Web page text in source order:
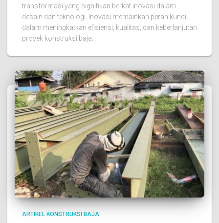
transformasi yang signifikan berkat inovasi dalam
desain dan teknologi. Inovasi memainkan peran kunci
dalam meningkatkan efisiensi, kualitas, dan keberlanjutan
proyek konstruksi baja.
ARTIKEL KONSTRUKSI BAJA